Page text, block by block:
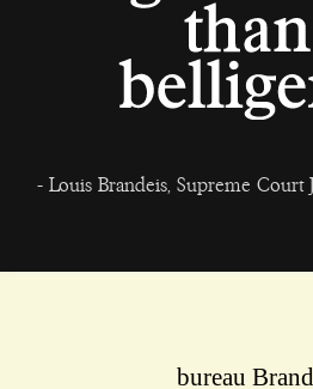
- Louis Brandeis, Supreme Court